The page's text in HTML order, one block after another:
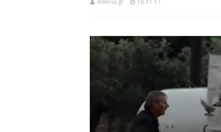
InVeria.gr 16.11.17